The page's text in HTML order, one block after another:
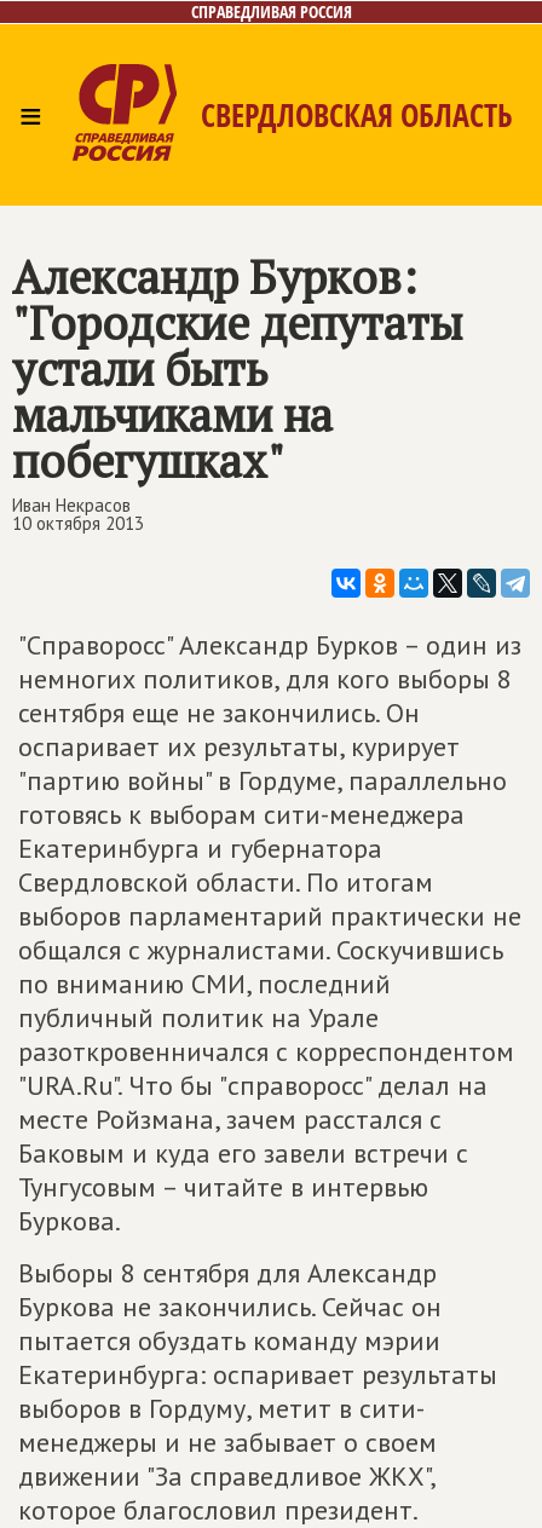
СПРАВЕДЛИВАЯ РОССИЯ
≡ СВЕРДЛОВСКАЯ ОБЛАСТЬ
Контакты
Александр Бурков:
"Городские депутаты
устали быть
мальчиками на
побегушках"
Иван Некрасов
10 октября 2013
"Справоросс" Александр Бурков – один из
немногих политиков, для кого выборы 8
сентября еще не закончились. Он
оспаривает их результаты, курирует
"партию войны" в Гордуме, параллельно
готовясь к выборам сити-менеджера
Екатеринбурга и губернатора
Свердловской области. По итогам
выборов парламентарий практически не
общался с журналистами. Соскучившись
по вниманию СМИ, последний
публичный политик на Урале
разоткровенничался с корреспондентом
"URA.Ru". Что бы "справоросс" делал на
месте Ройзмана, зачем расстался с
Баковым и куда его завели встречи с
Тунгусовым – читайте в интервью
Буркова.
Выборы 8 сентября для Александр
Буркова не закончились. Сейчас он
пытается обуздать команду мэрии
Екатеринбурга: оспаривает результаты
выборов в Гордуму, метит в сити-
менеджеры и не забывает о своем
движении "За справедливое ЖКХ",
которое благословил президент.